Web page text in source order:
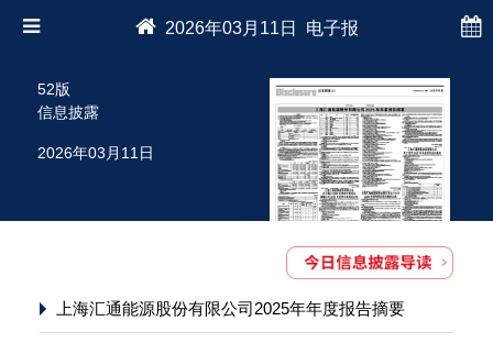
2026年03月11日 电子报
52版
信息披露
2026年03月11日
上海汇通能源股份有限公司2025年年度报告摘要